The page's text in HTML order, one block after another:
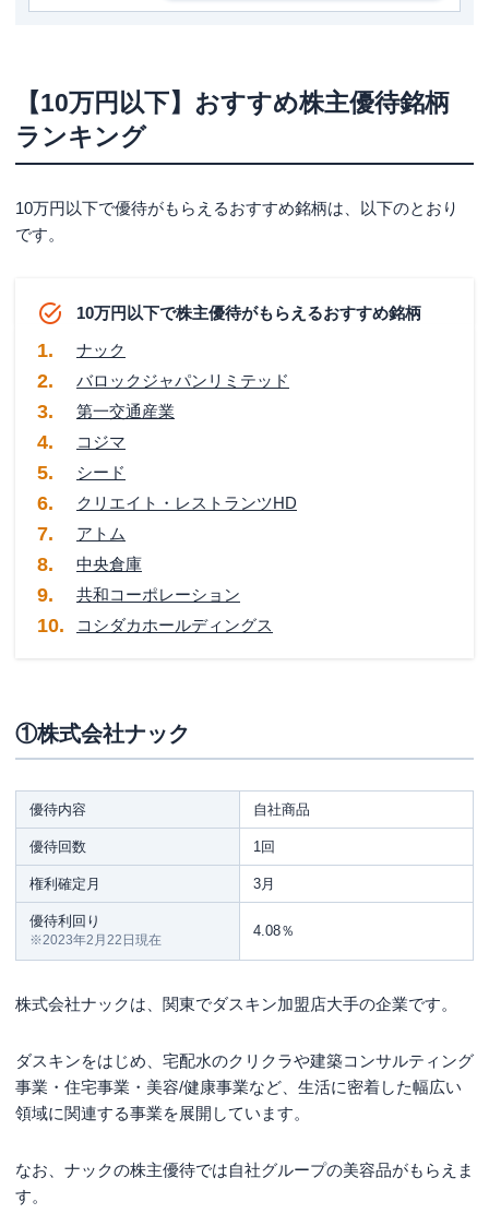
【10万円以下】おすすめ株主優待銘柄
ランキング
10万円以下で優待がもらえるおすすめ銘柄は、以下のとおり
です。
10万円以下で株主優待がもらえるおすすめ銘柄
ナック
バロックジャパンリミテッド
第一交通産業
コジマ
シード
クリエイト・レストランツHD
アトム
中央倉庫
共和コーポレーション
コシダカホールディングス
①株式会社ナック
優待内容 自社商品
優待回数 1回
権利確定月 3月
優待利回り
※2023年2月22日現在
4.08％
株式会社ナックは、関東でダスキン加盟店大手の企業です。
ダスキンをはじめ、宅配水のクリクラや建築コンサルティング
事業・住宅事業・美容/健康事業など、生活に密着した幅広い
領域に関連する事業を展開しています。
なお、ナックの株主優待では自社グループの美容品がもらえま
す。